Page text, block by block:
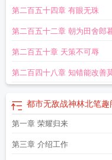
市无敌战神TxT都市无敌战神完
战神林北最新章节在线阅读都市
敌战神林北苏碗 都市无敌战神
阅读天下本尊都市无敌战神林
阁林天策都市无敌战神都市无
战神黑岩都市无敌战神秦朗全
读都市无敌战神林天策都市无
林北免费都市无敌战神叶浮生
第二百五十四章 有眼无珠
第二百五十二章 朝为田舍郎
子堂
第二百五十章 天策不可辱
第二百四十八章 知错能改善
都市无敌战神林北笔趣
第一章 荣耀归来
第三章 介绍工作